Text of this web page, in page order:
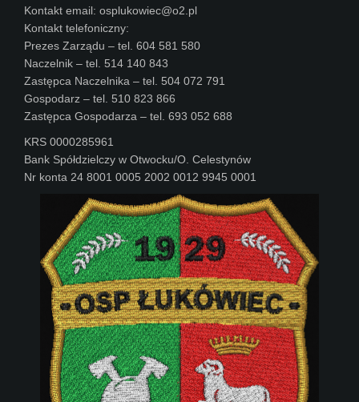
Kontakt email: osplukowiec@o2.pl
Kontakt telefoniczny:
Prezes Zarządu – tel. 604 581 580
Naczelnik – tel. 514 140 843
Zastępca Naczelnika – tel. 504 072 791
Gospodarz – tel. 510 823 866
Zastępca Gospodarza – tel. 693 052 688
KRS 0000285961
Bank Spółdzielczy w Otwocku/O. Celestynów
Nr konta 24 8001 0005 2002 0012 9945 0001